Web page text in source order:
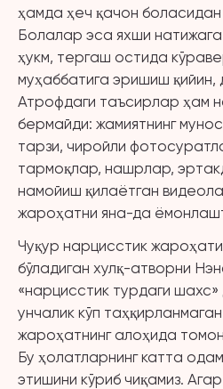
ҳамда ҳеч қачон боласидан
Болалар эса яхши
ҳукм, тергаш остида
муҳаббатига эришиш қийин,
Атрофдаги таъсирлар ҳам
бермайди: жамиятнинг
тарзи, чиройли
тармоқлар, нашрлар,
намойиш қилаётган
жароҳатни яна-да
Чуқур нарцисстик
бўладиган хулқ-атворни
«нарцисстик турдаги
унчалик кўп
жароҳатнинг алоҳида
Бу ҳолатларнинг катта
этишини кўриб чиқамиз.